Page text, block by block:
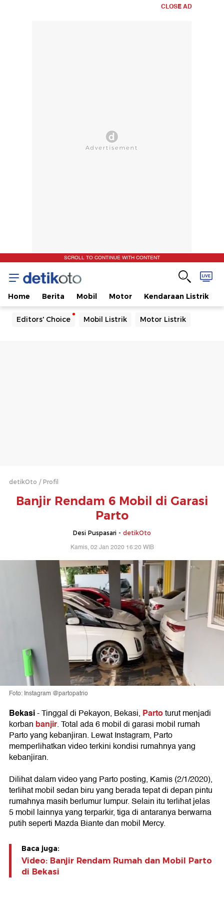
CLOSE AD
SCROLL TO CONTINUE WITH CONTENT
Home Berita Mobil Motor Kendaraan Listrik
Editors' Choice Mobil Listrik Motor Listrik
detikOto Profil
Banjir Rendam 6 Mobil di Garasi
Parto
Desi Puspasari - detikOto
Kamis, 02 Jan 2020 16:20 WIB
Foto: Instagram @partopatrio
Bekasi- Tinggal di Pekayon, Bekasi, Partoturut menjadi
korban banjir. Total ada 6 mobil di garasi mobil rumah
Parto yang kebanjiran. Lewat Instagram, Parto
memperlihatkan video terkini kondisi rumahnya yang
kebanjiran.
Dilihat dalam video yang Parto posting, Kamis (2/1/2020),
terlihat mobil sedan biru yang berada tepat di depan pintu
rumahnya masih berlumur lumpur. Selain itu terlihat jelas
5 mobil lainnya yang terparkir, tiga di antaranya berwarna
putih seperti Mazda Biante dan mobil Mercy.
Baca juga:
Video: Banjir Rendam Rumah dan Mobil Parto
di Bekasi